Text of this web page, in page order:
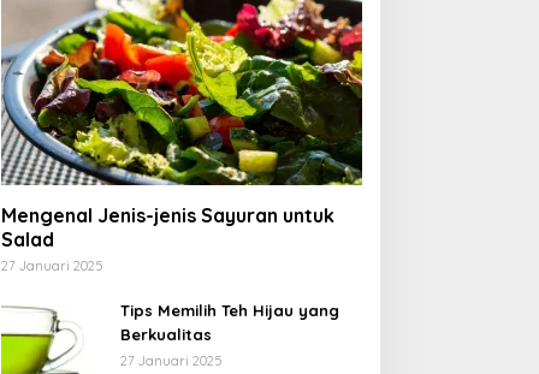
Mengenal Jenis-jenis Sayuran untuk
Salad
27 Januari 2025
Tips Memilih Teh Hijau yang
Berkualitas
27 Januari 2025